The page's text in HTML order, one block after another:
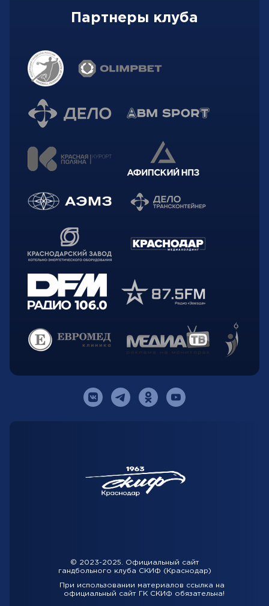
Партнеры клуба
© 2023-2025. Официальный сайт
гандбольного клуба СКИФ (Краснодар)
При использовании материалов ссылка на
официальный сайт ГК СКИФ обязательна!